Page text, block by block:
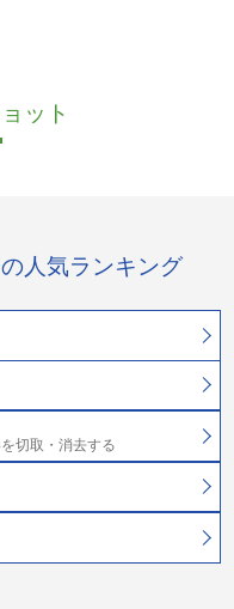
ット
人気ランキング
切取・消去する